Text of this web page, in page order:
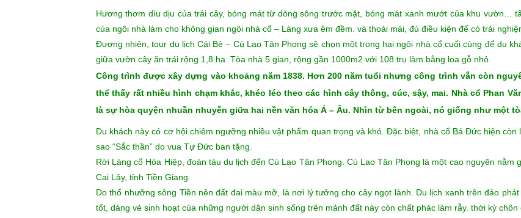
làng cổ được bảo vệ tốt nhất Việt Nam.
Trước đây, Đông Hòa Hiệp là nơi tọa lạc của Điện Long Hồ, nơi ở của nhiều quan lại, địa chủ nên đây từng
ngôi đình cổ hơn một trăm năm tuổi.
Trong làng có 10 ngôi nhà cổ với những hình vẽ khác nhau, rất khác nhau. Nhưng chúng đều có
phong cách Nam Bộ là rộng, thoáng, không đan xen chặt chẽ mà thường có yếu tố sân vườn.
Hương thơm dìu dịu của trái cây, bóng mát từ dòng sông trước mặt, bóng mát xanh mướt của khu vườn…
của ngôi nhà làm cho không gian ngôi nhà cổ – Làng xưa êm đềm. và thoải mái, đủ điều kiện để có trải
Đương nhiên, tour du lịch Cái Bè – Cù Lao Tân Phong sẽ chọn một trong hai ngôi nhà cổ cuối cùng để du
giữa vườn cây ăn trái rộng 1,8 ha.
Công trình được xây dựng vào khoảng năm 1838. Hơn 200 năm tuổi nhưng công trình vẫn còn
thể thấy rất nhiều hình chạm khắc, khéo léo theo các hình cây thông, cúc, sậy, mai. Nhà cổ Phan
là sự hòa quyện nhuần nhuyễn giữa hai nền văn hóa Á – Âu.Nhìn từ bên ngoài, nó giống như một
Du khách này có cơ hội chiêm ngưỡng nhiều vật phẩm quan trọng và khó. Đặc biệt, nhà cổ Bá Đức hiện còn